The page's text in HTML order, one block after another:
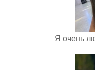
Я очень